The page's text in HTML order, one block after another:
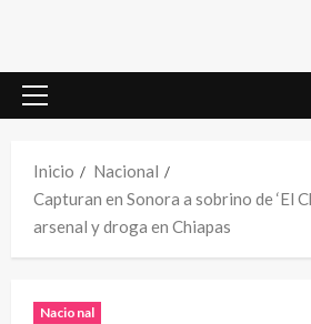
Menú
Inicio
Nacional
Capturan en Sonora a sobrino de ‘El
arsenal y droga en Chiapas
Nacional